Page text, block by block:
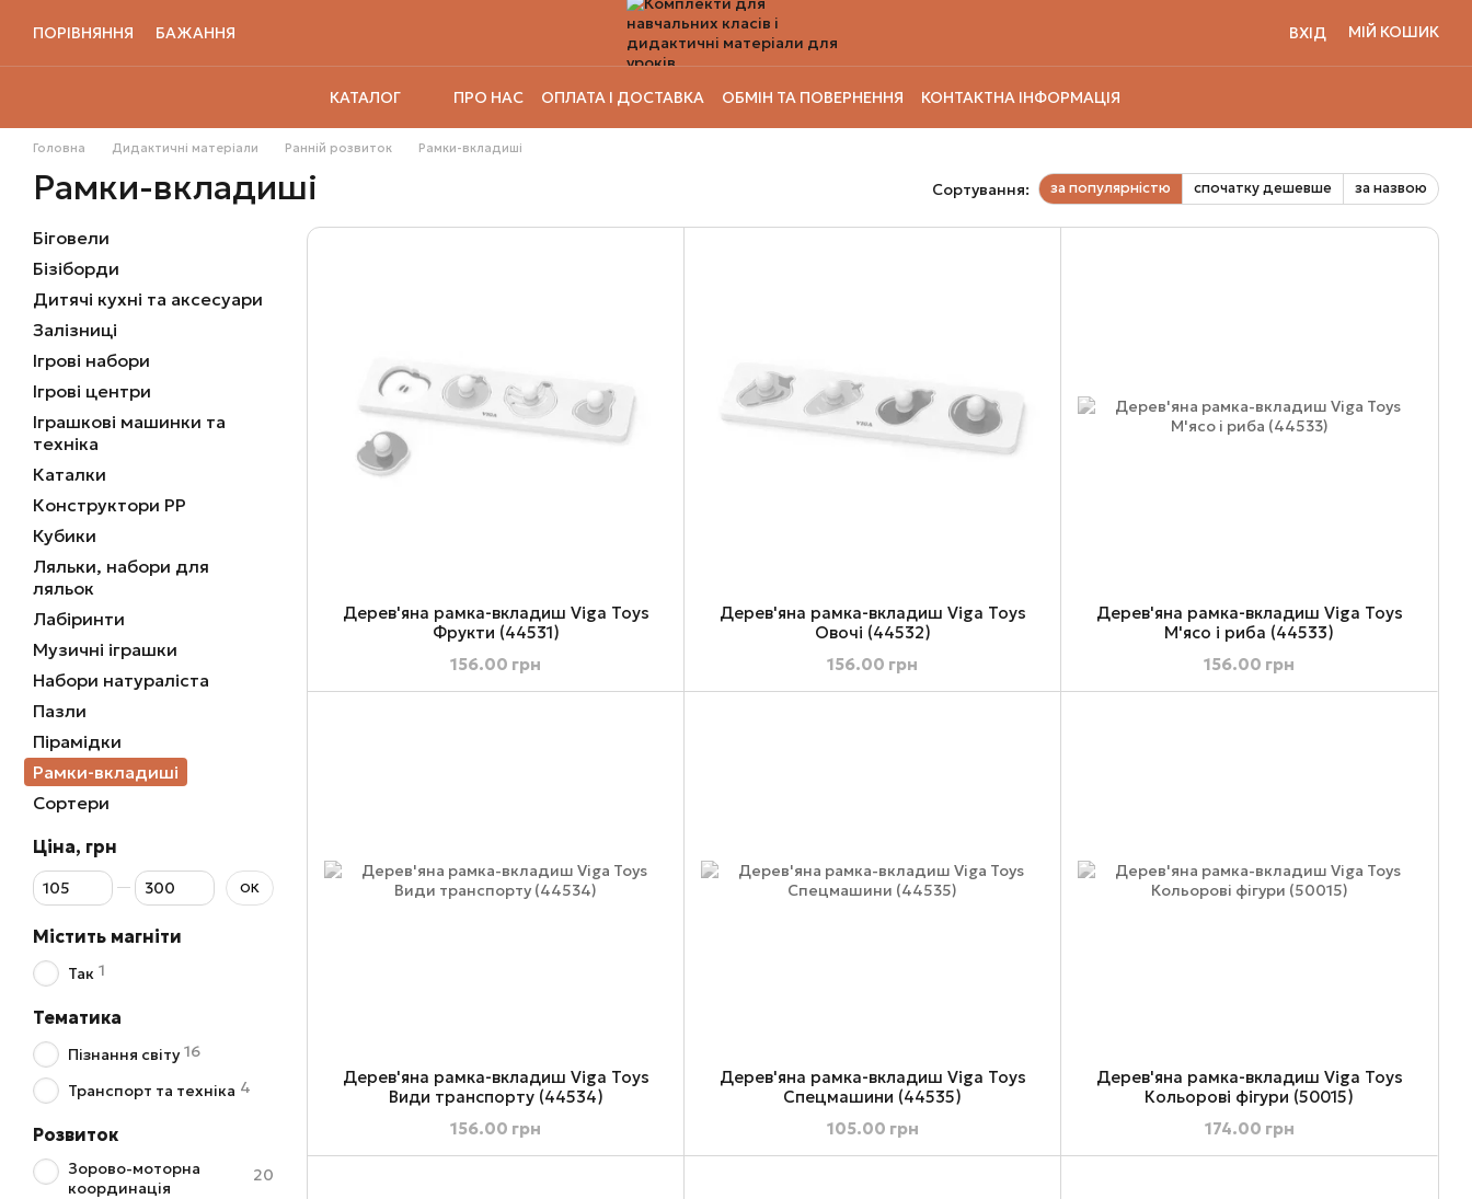
ПОРІВНЯННЯ
БАЖАННЯ ВХІД МІЙ КОШИК
КАТАЛОГ ПРО НАС ОПЛАТА І ДОСТАВКА ОБМІН ТА ПОВЕРНЕННЯ КОНТАКТНА ІНФОРМАЦІЯ
Головна Дидактичні матеріали Ранній розвиток Рамки-вкладиші
Рамки-вкладиші Сортування: за популярністю спочатку дешевше за назвою
Дерев'яна рамка-вкладиш Viga Toys
Фрукти (44531)
156.00 грн
Дерев'яна рамка-вкладиш Viga Toys
Овочі (44532)
156.00 грн
Дерев'яна рамка-вкладиш Viga Toys
М'ясо і риба (44533)
156.00 грн
Дерев'яна рамка-вкладиш Viga Toys
Види транспорту (44534)
156.00 грн
Дерев'яна рамка-вкладиш Viga Toys
Спецмашини (44535)
105.00 грн
Дерев'яна рамка-вкладиш Viga Toys
Кольорові фігури (50015)
174.00 грн
Біговели
Бізіборди
Дитячі кухні та аксесуари
Залізниці
Ігрові набори
Ігрові центри
Іграшкові машинки та
техніка
Каталки
Конструктори РР
Кубики
Ляльки, набори для
ляльок
Лабіринти
Музичні іграшки
Набори натураліста
Пазли
Пірамідки
Рамки-вкладиші
Сортери
Ціна, грн
Від Ціна, грн
До Ціна, грн ОК
Містить магніти
Так 1
Тематика
Пізнання світу 16
Транспорт та техніка 4
Розвиток
Зорово-моторна
координація
20